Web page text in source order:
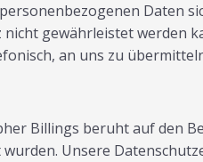
Daten
gewährleistet werden
an uns zu
Billings beruht auf den
Unsere